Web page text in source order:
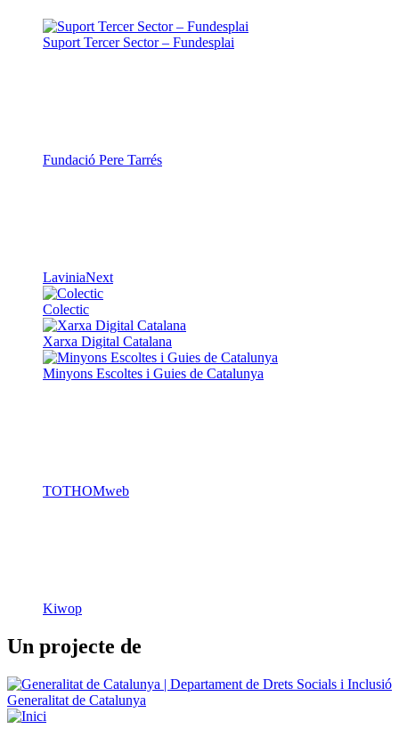
Suport Tercer Sector – Fundesplai
Fundació Pere Tarrés
LaviniaNext
Colectic
Xarxa Digital Catalana
Minyons Escoltes i Guies de Catalunya
TOTHOMweb
Kiwop
Un projecte de
Generalitat de Catalunya